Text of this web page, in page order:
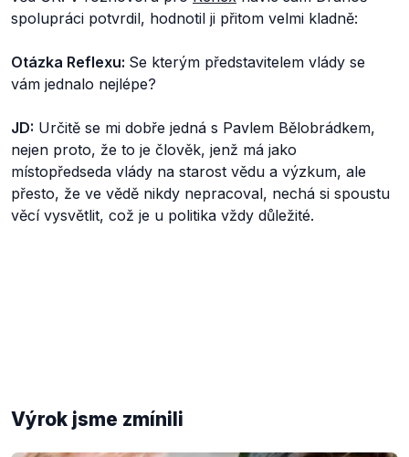
spolupráci potvrdil, hodnotil ji přitom velmi kladně:
Otázka Reflexu: Se kterým představitelem vlády se
vám jednalo nejlépe?
JD: Určitě se mi dobře jedná s Pavlem Bělobrádkem,
nejen proto, že to je člověk, jenž má jako
místopředseda vlády na starost vědu a výzkum, ale
přesto, že ve vědě nikdy nepracoval, nechá si spoustu
věcí vysvětlit, což je u politika vždy důležité.
Výrok jsme zmínili